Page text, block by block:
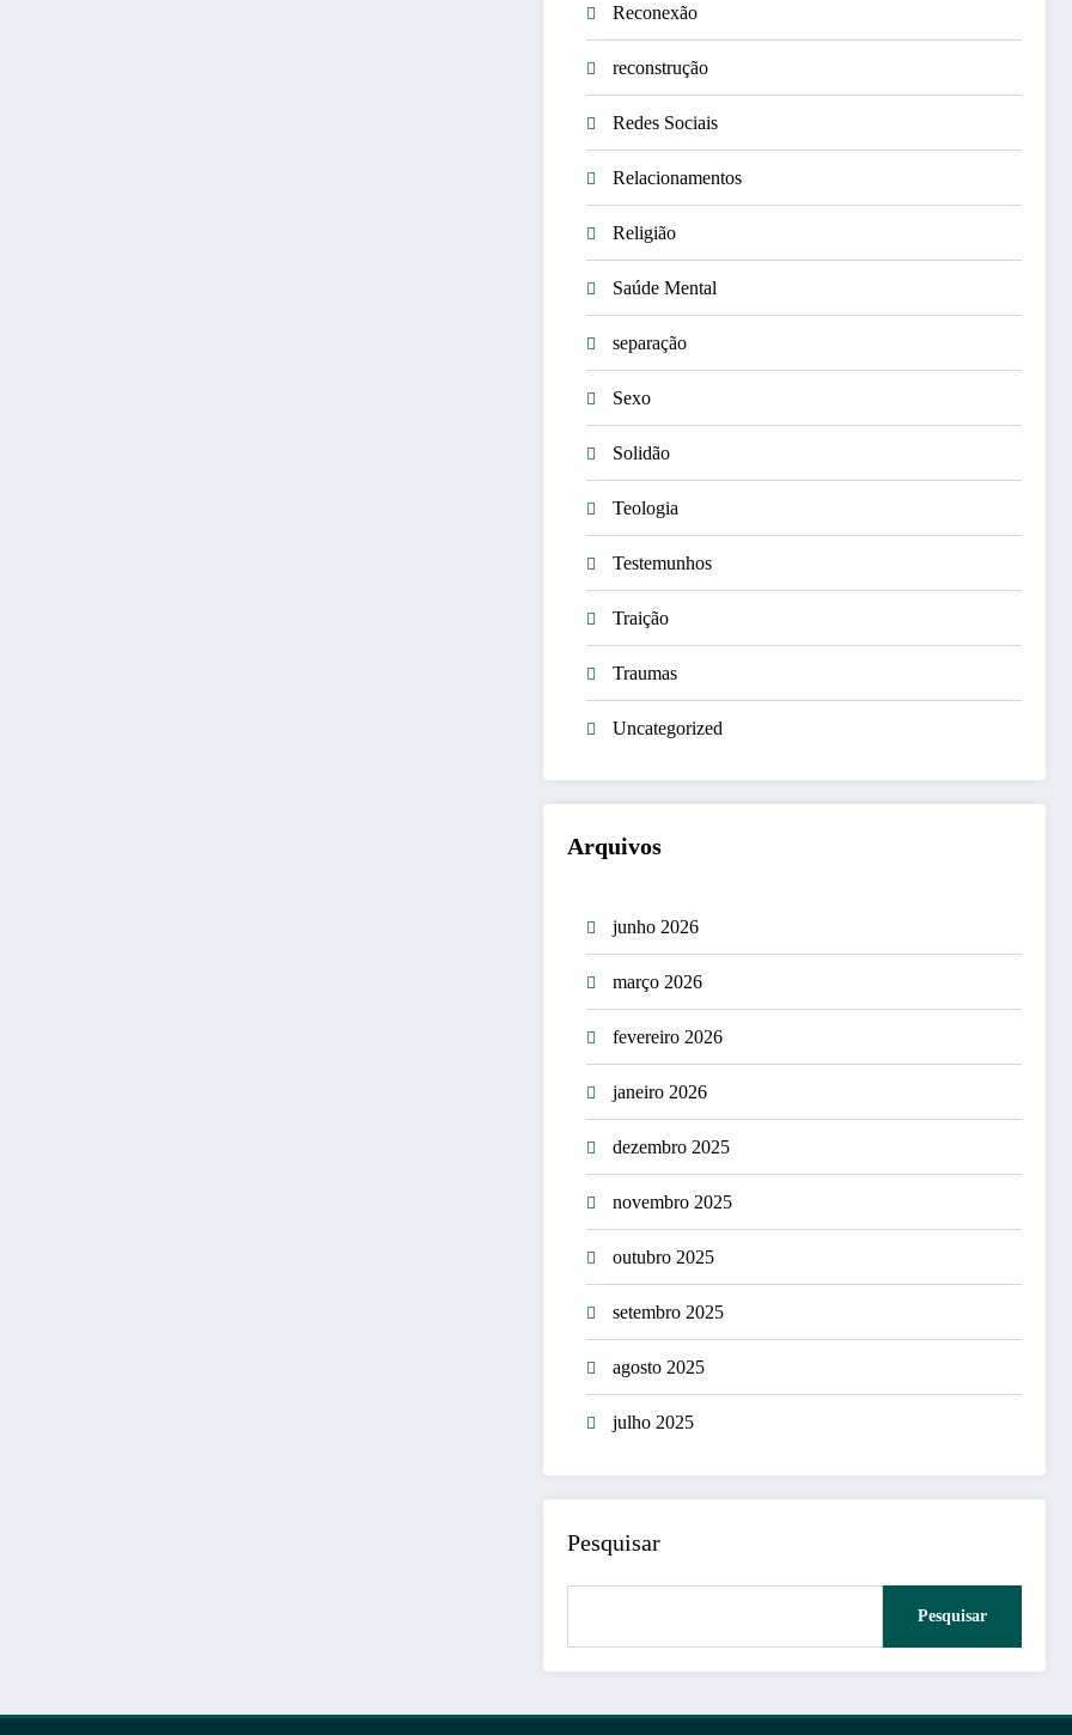
Reconexão
reconstrução
Redes Sociais
Relacionamentos
Religião
Saúde Mental
separação
Sexo
Solidão
Teologia
Testemunhos
Traição
Traumas
Uncategorized
Arquivos
junho 2026
março 2026
fevereiro 2026
janeiro 2026
dezembro 2025
novembro 2025
outubro 2025
setembro 2025
agosto 2025
julho 2025
Pesquisar
Pesquisar